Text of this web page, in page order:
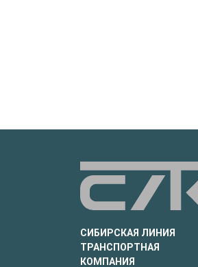
СИБИРСКАЯ ЛИНИЯ
ТРАНСПОРТНАЯ
КОМПАНИЯ